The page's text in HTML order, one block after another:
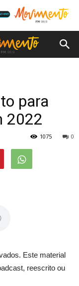
para
2022
0
1075
Este material
reescrito ou